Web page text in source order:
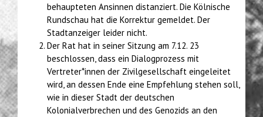
behaupteten Ansinnen distanziert. Die Kölnische
Rundschau hat die Korrektur gemeldet. Der
Stadtanzeiger leider nicht.
Der Rat hat in seiner Sitzung am 7.12. 23
beschlossen, dass ein Dialogprozess mit
Vertreter*innen der Zivilgesellschaft eingeleitet
wird, an dessen Ende eine Empfehlung stehen soll,
wie in dieser Stadt der deutschen
Kolonialverbrechen und des Genozids an den